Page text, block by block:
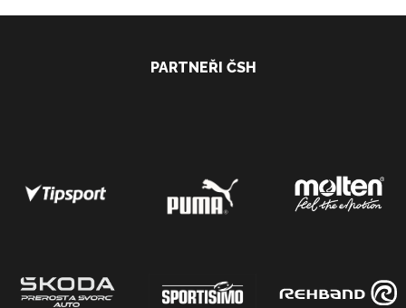
PARTNEŘI ČSH